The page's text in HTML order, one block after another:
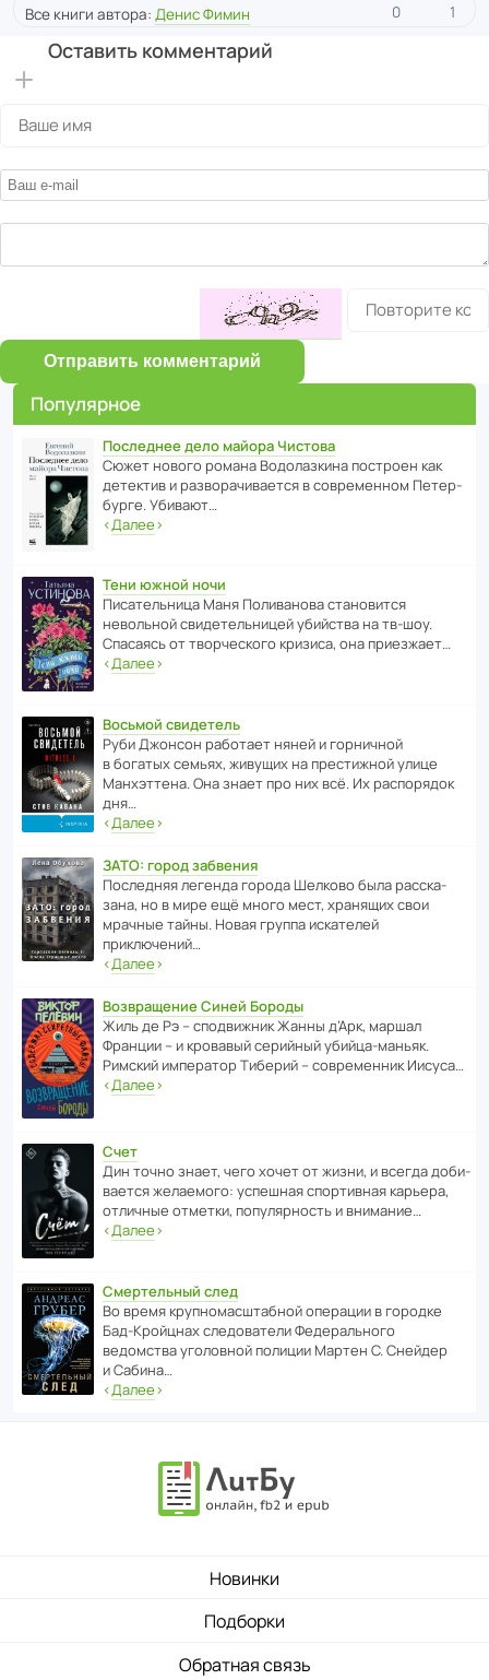
Все книги автора: Денис Фимин 0 1
Оставить комментарий
Отправить комментарий
Популярное
Последнее дело майора Чистова
Сюжет нового романа Водо­ла­з­кина пост­роен как
дете­ктив и разво­ра­чи­ва­ется в совре­менном Пете­р­
бурге. Убивают…
‹Далее›
Тени южной ночи
Писа­тель­ница Маня Поли­ва­нова стано­вится
невольной свиде­тель­ницей убийства на тв-шоу.
Спасаясь от твор­че­с­кого кризиса, она приезжает…
‹Далее›
Восьмой свидетель
Руби Джонсон рабо­тает няней и горни­чной
в богатых семьях, живущих на прес­ти­жной улице
Манх­эт­тена. Она знает про них всё. Их распо­рядок
дня…
‹Далее›
ЗАТО: город забвения
После­дняя легенда города Шелково была расска­
зана, но в мире ещё много мест, хранящих свои
мрачные тайны. Новая группа иска­телей
приключений…
‹Далее›
Возвращение Синей Бороды
Жиль де Рэ – спод­ви­жник Жанны д’Арк, маршал
Франции – и кровавый серийный убийца-маньяк.
Римский импе­ратор Тиберий – совре­менник Иисуса…
‹Далее›
Счет
Дин точно знает, чего хочет от жизни, и всегда доби­
ва­ется жела­е­мого: успе­шная спор­ти­вная карьера,
отли­чные отметки, попу­ля­р­ность и внимание…
‹Далее›
Смертельный след
Во время круп­но­мас­ш­та­бной операции в городке
Бад‑Крой­цнах следо­ва­тели Феде­раль­ного
ведомства уголо­вной полиции Мартен С. Снейдер
и Сабина…
‹Далее›
Новинки
Подборки
Обратная связь